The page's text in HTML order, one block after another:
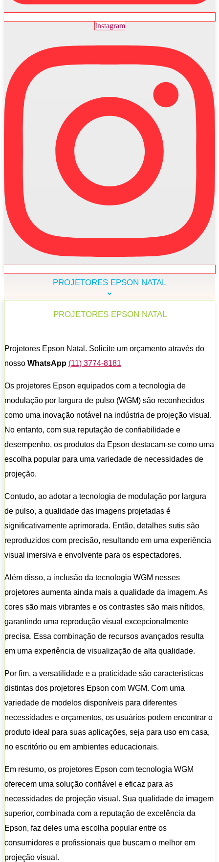
Instagram
PROJETORES EPSON NATAL
PROJETORES EPSON NATAL
Projetores Epson Natal. Solicite um orçamento através do
nosso WhatsApp (11) 3774-8181
Os projetores Epson equipados com a tecnologia de
modulação por largura de pulso (WGM) são reconhecidos
como uma inovação notável na indústria de projeção visual.
No entanto, com sua reputação de confiabilidade e
desempenho, os produtos da Epson destacam-se como uma
escolha popular para uma variedade de necessidades de
projeção.
Contudo, ao adotar a tecnologia de modulação por largura
de pulso, a qualidade das imagens projetadas é
significativamente aprimorada. Então, detalhes sutis são
reproduzidos com precisão, resultando em uma experiência
visual imersiva e envolvente para os espectadores.
Além disso, a inclusão da tecnologia WGM nesses
projetores aumenta ainda mais a qualidade da imagem. As
cores são mais vibrantes e os contrastes são mais nítidos,
garantindo uma reprodução visual excepcionalmente
precisa. Essa combinação de recursos avançados resulta
em uma experiência de visualização de alta qualidade.
Por fim, a versatilidade e a praticidade são características
distintas dos projetores Epson com WGM. Com uma
variedade de modelos disponíveis para diferentes
necessidades e orçamentos, os usuários podem encontrar o
produto ideal para suas aplicações, seja para uso em casa,
no escritório ou em ambientes educacionais.
Em resumo, os projetores Epson com tecnologia WGM
oferecem uma solução confiável e eficaz para as
necessidades de projeção visual. Sua qualidade de imagem
superior, combinada com a reputação de excelência da
Epson, faz deles uma escolha popular entre os
consumidores e profissionais que buscam o melhor em
projeção visual.